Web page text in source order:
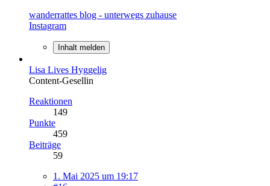
wanderrattes blog - unterwegs zuhause
Instagram
Inhalt melden
Lisa Lives Hyggelig
Content-Gesellin
Reaktionen
149
Punkte
459
Beiträge
59
1. Mai 2025 um 19:17